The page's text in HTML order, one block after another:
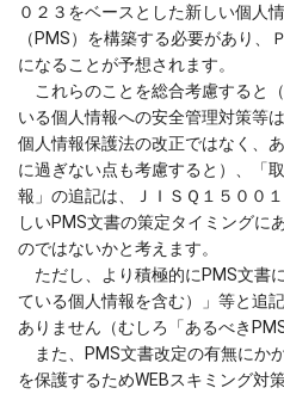
０２３をベースとした新しい個人
（PMS）を構築する必要があり
になることが予想されます。
これらのことを総合考慮すると
いる個人情報への安全管理対策等
個人情報保護法の改正ではなく、
に過ぎない点も考慮すると）、「
報」の追記は、ＪＩＳＱ１５００
しいPMS文書の策定タイミングに
のではないかと考えます。
ただし、より積極的にPMS文書
ている個人情報を含む）」等と追
ありません（むしろ「あるべき
また、PMS文書改定の有無にか
を保護するためWEBスキミング対